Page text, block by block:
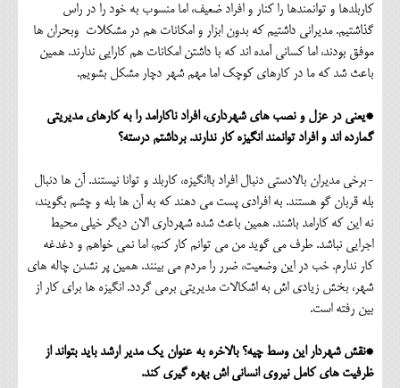
کاربلدها و توانمندها را کنار و افراد ضعیف، اما منسوب به خود را در راس
گذاشتیم. مدیرانی داشتیم که بدون ابزار و امکانات هم در مشکلات وبحران ها
موفق بودند، اما کسانی آمده اند که با داشتن امکانات هم کارایی ندارند. همین
باعث شد که ما در کارهای کوچک اما مهم شهر دچار مشکل بشویم.
*یعنی در عزل و نصب های شهرداری، افراد ناکارامد را به کارهای مدیریتی
گمارده اند و افراد توانمند انگیزه کار ندارند. برداشتم درسته؟
-برخی مدیران بالادستی دنبال افراد باانگیزه، کاربلد و توانا نیستند. آن ها دنبال
بله قربان گو هستند. به افرادی پست می دهند که به آن ها بله و چشم بگویند،
نه این که کارامد باشند. همین باعث شده شهرداری الان دیگر خیلی محیط
اجرایی نباشد. طرف می گوید من می توانم کار کنم، اما نمی خواهم و دغدغه
کار ندارم. خب در این وضعیت، ضرر را مردم می بینند. همین پر نشدن چاله های
شهر، بخش زیادی اش به اشکالات مدیریتی برمی گردد. انگیزه ها برای کار از
بین رفته است.
*نقش شهردار این وسط چیه؟ بالاخره به عنوان یک مدیر ارشد باید بتواند از
ظرفیت های کامل نیروی انسانی اش بهره گیری کند.